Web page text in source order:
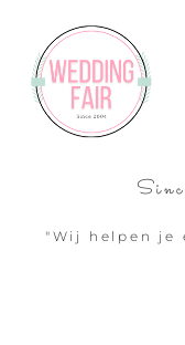
"Wij helpen je